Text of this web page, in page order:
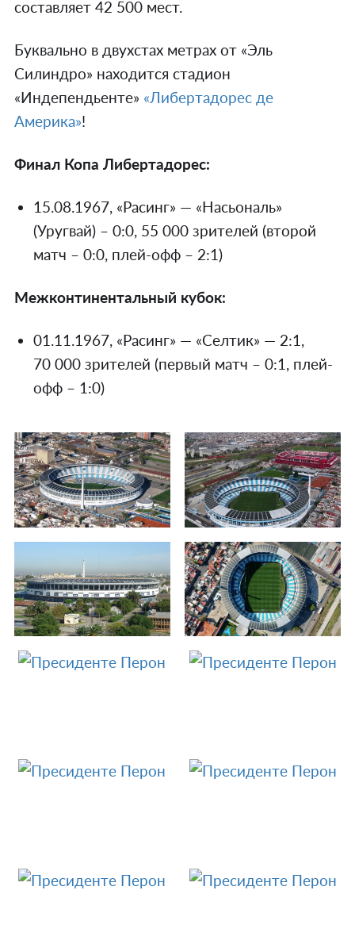
составляет 42 500 мест.
Буквально в двухстах метрах от «Эль
Силиндро» находится стадион
«Индепендьенте» «Либертадорес де
Америка»!
Финал Копа Либертадорес:
15.08.1967, «Расинг» — «Насьональ»
(Уругвай) – 0:0, 55 000 зрителей (второй
матч – 0:0, плей-офф – 2:1)
Межконтинентальный кубок:
01.11.1967, «Расинг» — «Селтик» — 2:1,
70 000 зрителей (первый матч – 0:1, плей-
офф – 1:0)